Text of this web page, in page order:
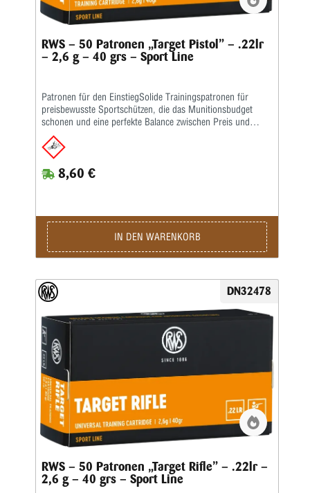
RWS – 50 Patronen „Target Pistol” – .22lr
– 2,6 g – 40 grs – Sport Line
Patronen für den EinstiegSolide Trainingspatronen für
preisbewusste Sportschützen, die das Munitionsbudget
schonen und eine perfekte Balance zwischen Preis und
Leistung bieten – speziell bei intensiven Schießeinheiten mit
hohen Schussfolgen.Die Merkmale auf einen Blick: Schnelle
Trainingspatrone • Präzise und zuverlässig • Die Patrone
funktioniert auch in kritischen Pistolen und • Halbautomaten
zuverlässig • Kaliber: .22 lang für Büchsen • Bleigeschoss,
Nein • Waffentyp: Pistole • BC-Wert: 0,132 •
Anwendungsgebiete: Training / Wettkampf • Geeignet für:
Plinking / Sportpistole / Standardpistole / Feldpistole
8,60 €
IN DEN WARENKORB
DN32478
RWS – 50 Patronen „Target Rifle” – .22lr –
2,6 g – 40 grs – Sport Line